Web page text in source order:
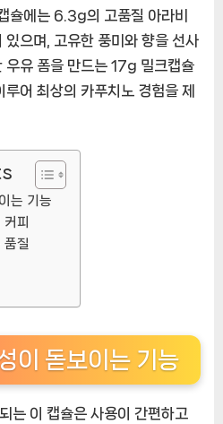
슐에는 6.3g의 고품질 아라비
있으며, 고유한 풍미와 향을 선사
우유 폼을 만드는 17g 밀크캡슐
어 최상의 카푸치노 경험을 제
는 기능
피
품질
이 돋보이는 기능
는 이 캡슐은 사용이 간편하고